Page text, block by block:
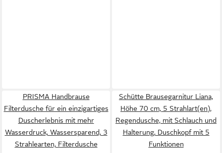
PRISMA Handbrause
Filterdusche für ein einzigartiges
Duscherlebnis mit mehr
Wasserdruck, Wassersparend, 3
Strahlearten, Filterdusche
Schütte Brausegarnitur Liana,
Höhe 70 cm, 5 Strahlart(en),
Regendusche, mit Schlauch und
Halterung, Duschkopf mit 5
Funktionen